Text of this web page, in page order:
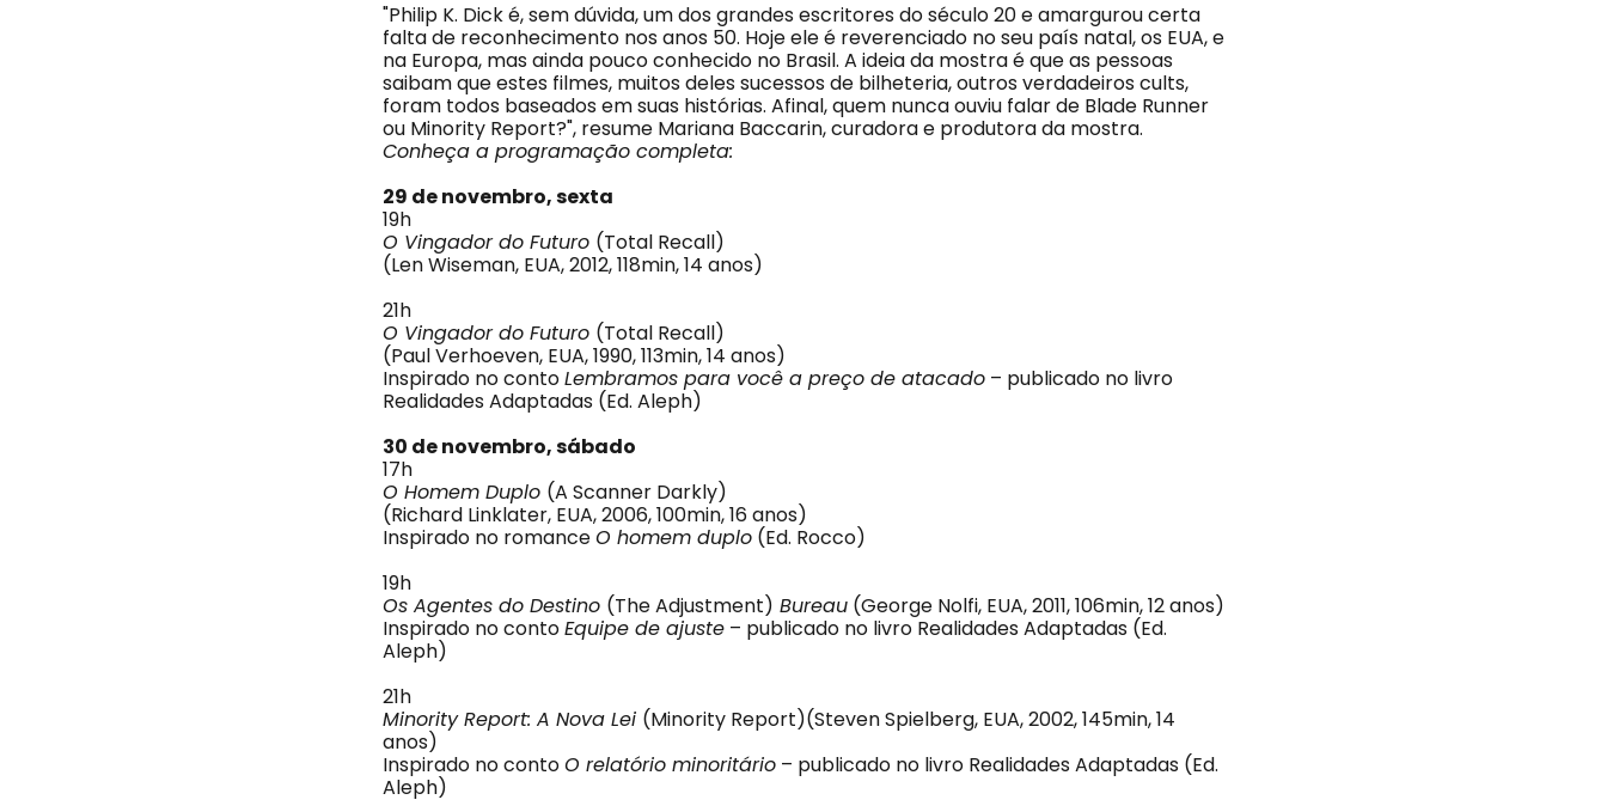
"Philip K. Dick é, sem dúvida, um dos grandes escritores do século 20 e amargurou certa
falta de reconhecimento nos anos 50. Hoje ele é reverenciado no seu país natal, os EUA, e
na Europa, mas ainda pouco conhecido no Brasil. A ideia da mostra é que as pessoas
saibam que estes filmes, muitos deles sucessos de bilheteria, outros verdadeiros cults,
foram todos baseados em suas histórias. Afinal, quem nunca ouviu falar de Blade Runner
ou Minority Report?", resume Mariana Baccarin, curadora e produtora da mostra.
Conheça a programação completa:
29 de novembro, sexta
19h
O Vingador do Futuro (Total Recall)
(Len Wiseman, EUA, 2012, 118min, 14 anos)
21h
O Vingador do Futuro (Total Recall)
(Paul Verhoeven, EUA, 1990, 113min, 14 anos)
Inspirado no contoLembramos para você a preço de atacado – publicado no livro
Realidades Adaptadas (Ed. Aleph)
30 de novembro, sábado
17h
O Homem Duplo (A Scanner Darkly)
(Richard Linklater, EUA, 2006, 100min, 16 anos)
Inspirado no romanceO homem duplo (Ed. Rocco)
19h
Os Agentes do Destino (The Adjustment) Bureau (George Nolfi, EUA, 2011, 106min, 12 anos)
Inspirado no contoEquipe de ajuste – publicado no livro Realidades Adaptadas (Ed.
Aleph)
21h
Minority Report: A Nova Lei (Minority Report)(Steven Spielberg, EUA, 2002, 145min, 14
anos)
Inspirado no contoO relatório minoritário – publicado no livro Realidades Adaptadas (Ed.
Aleph)